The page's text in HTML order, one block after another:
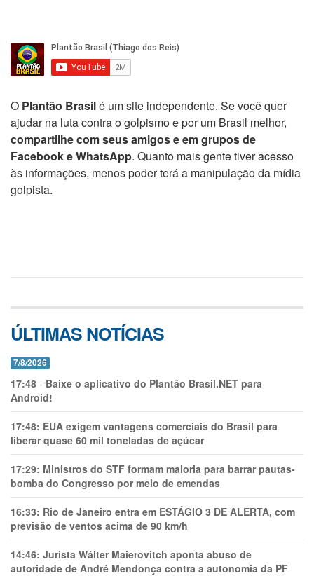
O Plantão Brasilé um site independente. Se você quer
ajudar na luta contra o golpismo e por um Brasil melhor,
compartilhe com seus amigos e em grupos de
Facebook e WhatsApp. Quanto mais gente tiver acesso
às informações, menos poder terá a manipulação da mídia
golpista.
ÚLTIMAS NOTÍCIAS
7/8/2026
17:48 - Baixe o aplicativo do Plantão Brasil.NET para
Android!
17:48: EUA exigem vantagens comerciais do Brasil para
liberar quase 60 mil toneladas de açúcar
17:29: Ministros do STF formam maioria para barrar pautas-
bomba do Congresso por meio de emendas
16:33: Rio de Janeiro entra em ESTÁGIO 3 DE ALERTA, com
previsão de ventos acima de 90 km/h
14:46: Jurista Wálter Maierovitch aponta abuso de
autoridade de André Mendonça contra a autonomia da PF